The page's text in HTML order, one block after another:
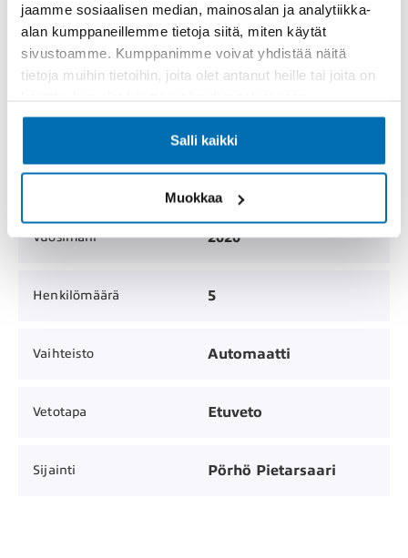
jaamme sosiaalisen median, mainosalan ja analytiikka-
alan kumppaneillemme tietoja siitä, miten käytät
sivustoamme. Kumppanimme voivat yhdistää näitä
tietoja muihin tietoihin, joita olet antanut heille tai joita on
Salli kaikki
Muokkaa
Korimalli
Henkilöauto /
Viistoperä
Mittarilukema 73 000 km
Ovien lukumäärä 4
Vuosimalli 2020
Henkilömäärä 5
Vaihteisto Automaatti
Vetotapa Etuveto
Sijainti Pörhö Pietarsaari